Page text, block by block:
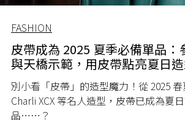
FASHION
皮帶成為 2025 夏季必備單品：
與天橋示範，用皮帶點亮夏日
別小看「皮帶」的造型魔力！從 2025
Charli XCX 等名人造型，皮帶已成為夏
品⋯⋯？